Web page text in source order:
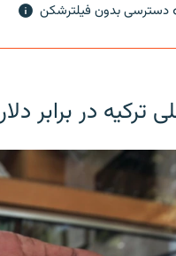
دسترسی بدون فیلترشکن
در برابر دلار آمریکا